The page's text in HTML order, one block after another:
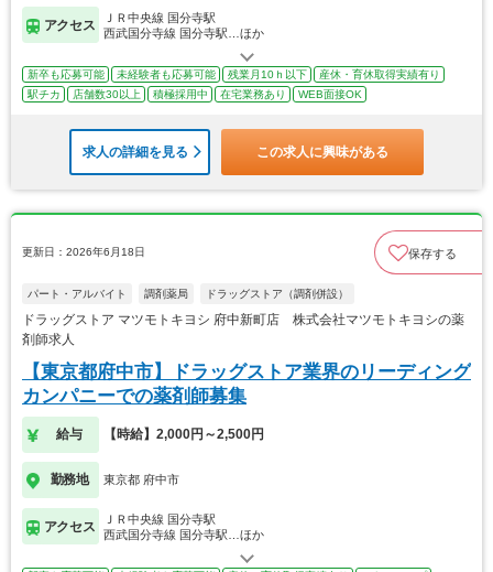
アクセス
ＪＲ中央線 国分寺駅
西武国分寺線 国分寺駅…ほか
新卒も応募可能 未経験者も応募可能 残業月10ｈ以下
産休・育休取得実績有り
駅チカ
店舗数30以上 積極採用中 在宅業務あり WEB面接OK
求人の詳細を見る この求人に興味がある
更新日：2026年6月18日 保存する
パート・アルバイト 調剤薬局 ドラッグストア（調剤併設）
ドラッグストア マツモトキヨシ 府中新町店 株式会社マツモトキヨシの薬
剤師求人
【東京都府中市】ドラッグストア業界のリーディング
カンパニーでの薬剤師募集
給与 【時給】2,000円～2,500円
勤務地 東京都 府中市
アクセス
ＪＲ中央線 国分寺駅
西武国分寺線 国分寺駅…ほか